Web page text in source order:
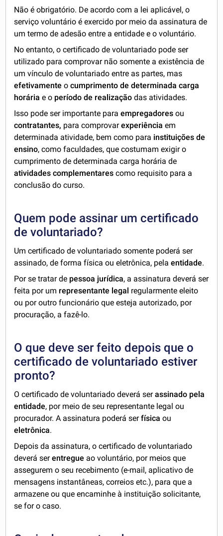
Não é obrigatório. De acordo com a lei aplicável, o
serviço voluntário é exercido por meio da assinatura de
um termo de adesão entre a entidade e o voluntário.
No entanto, o certificado de voluntariado pode ser
utilizado para comprovar não somente a existência de
um vínculo de voluntariado entre as partes, mas
efetivamente ocumprimento de determinada carga
horária e o período de realização das atividades.
Isso pode ser importante paraempregadores ou
contratantes, para comprovarexperiência em
determinada atividade, bem como para instituições de
ensino, como faculdades, que costumam exigir o
cumprimento de determinada carga horária de
atividades complementarescomo requisito para a
conclusão do curso.
Quem pode assinar um certificado
de voluntariado?
Um certificado de voluntariado somente poderá ser
assinado, de forma física ou eletrônica, pelaentidade.
Por se tratar de pessoa jurídica, a assinatura deverá ser
feita por um representante legal regularmente eleito
ou por outro funcionário que esteja autorizado, por
procuração, a fazê-lo.
O que deve ser feito depois que o
certificado de voluntariado estiver
pronto?
O certificado de voluntariado deverá serassinado pela
entidade, por meio de seu representante legal ou
procurador. A assinatura poderá serfísicaou
eletrônica.
Depois da assinatura, o certificado de voluntariado
deverá serentregue ao voluntário, por meios que
assegurem o seu recebimento (e-mail, aplicativo de
mensagens instantâneas, correios etc.), para que a
armazene ou que encaminhe à instituição solicitante,
se for o caso.